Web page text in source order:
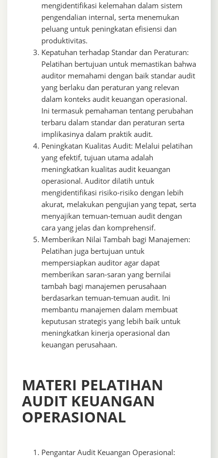
mengidentifikasi kelemahan dalam sistem
pengendalian internal, serta menemukan
peluang untuk peningkatan efisiensi dan
produktivitas.
Kepatuhan terhadap Standar dan Peraturan:
Pelatihan bertujuan untuk memastikan bahwa
auditor memahami dengan baik standar audit
yang berlaku dan peraturan yang relevan
dalam konteks audit keuangan operasional.
Ini termasuk pemahaman tentang perubahan
terbaru dalam standar dan peraturan serta
implikasinya dalam praktik audit.
Peningkatan Kualitas Audit: Melalui pelatihan
yang efektif, tujuan utama adalah
meningkatkan kualitas audit keuangan
operasional. Auditor dilatih untuk
mengidentifikasi risiko-risiko dengan lebih
akurat, melakukan pengujian yang tepat, serta
menyajikan temuan-temuan audit dengan
cara yang jelas dan komprehensif.
Memberikan Nilai Tambah bagi Manajemen:
Pelatihan juga bertujuan untuk
mempersiapkan auditor agar dapat
memberikan saran-saran yang bernilai
tambah bagi manajemen perusahaan
berdasarkan temuan-temuan audit. Ini
membantu manajemen dalam membuat
keputusan strategis yang lebih baik untuk
meningkatkan kinerja operasional dan
keuangan perusahaan.
MATERI PELATIHAN
AUDIT KEUANGAN
OPERASIONAL
Pengantar Audit Keuangan Operasional: